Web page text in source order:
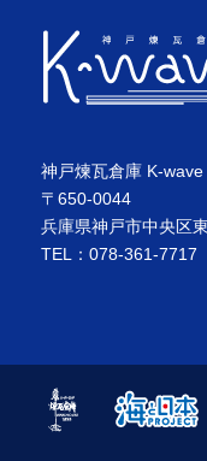
神戸煉瓦倉庫 K-wave
〒650-0044
兵庫県神戸市中央区
TEL：078-361-7717